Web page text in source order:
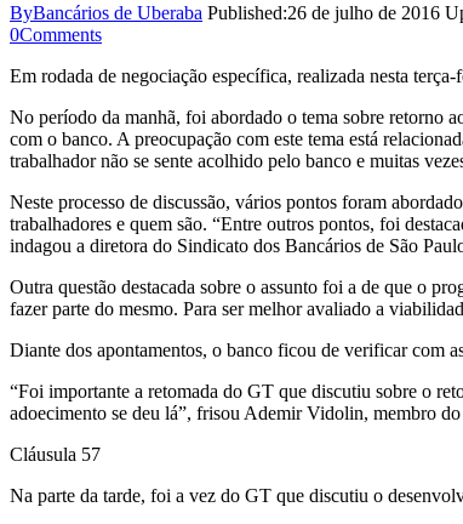
ByBancários de Uberaba Published:26 de julho de 2016
0Comments
Em rodada de negociação específica, realizada nesta
No período da manhã, foi abordado o tema sobre retorno
com o banco. A preocupação com este tema está
trabalhador não se sente acolhido pelo banco e muitas
Neste processo de discussão, vários pontos foram
trabalhadores e quem são. “Entre outros pontos, foi
indagou a diretora do Sindicato dos Bancários de São
Outra questão destacada sobre o assunto foi a de que o
fazer parte do mesmo. Para ser melhor avaliado a
Diante dos apontamentos, o banco ficou de verificar com
“Foi importante a retomada do GT que discutiu sobre o
adoecimento se deu lá”, frisou Ademir Vidolin, membro
Cláusula 57
Na parte da tarde, foi a vez do GT que discutiu o